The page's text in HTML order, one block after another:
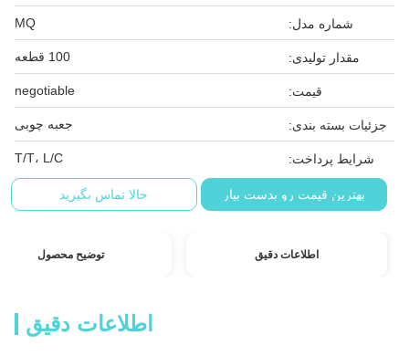
شماره مدل: MQ
مقدار تولیدی: 100 قطعه
قیمت: negotiable
جزئیات بسته بندی: جعبه چوبی
شرایط پرداخت: T/T، L/C
بهترین قیمت رو بدست بیار حالا تماس بگیرید
اطلاعات دقیق توضیح محصول
اطلاعات دقیق